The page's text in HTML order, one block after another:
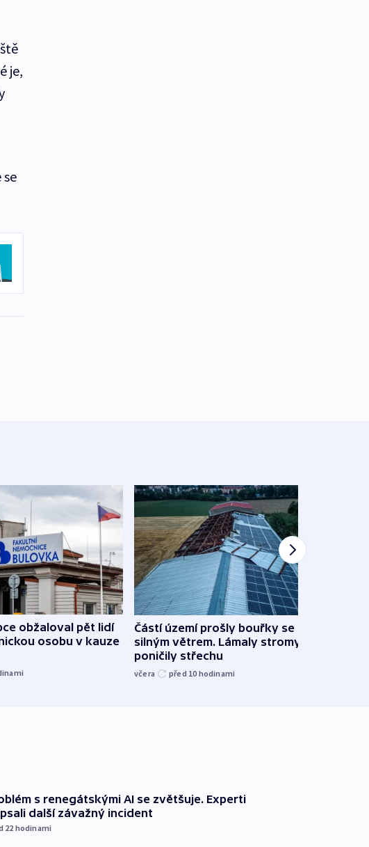
je,
obžaloval pět lidí
osobu v kauze
Částí území prošly bouřky se
silným větrem. Lámaly stromy a
poničily střechu
včera před 10 hodinami
s renegátskými AI se zvětšuje. Experti
další závažný incident
22 hodinami